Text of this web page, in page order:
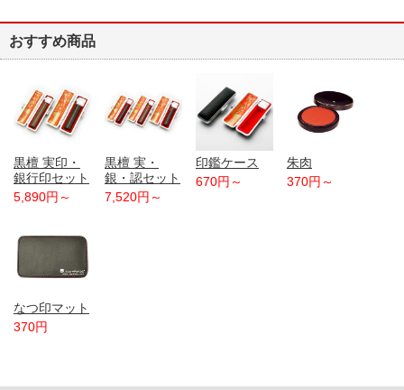
おすすめ商品
黒檀 実印・
銀行印セット
5,890円～
黒檀 実・
銀・認セット
7,520円～
印鑑ケース
670円～
朱肉
370円～
なつ印マット
370円